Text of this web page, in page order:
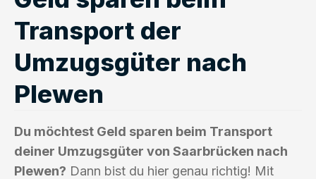
Transport der
Umzugsgüter nach
Plewen
Du möchtest Geld sparen beim Transport
deiner Umzugsgüter von Saarbrücken nach
Plewen? Dann bist du hier genau richtig! Mit